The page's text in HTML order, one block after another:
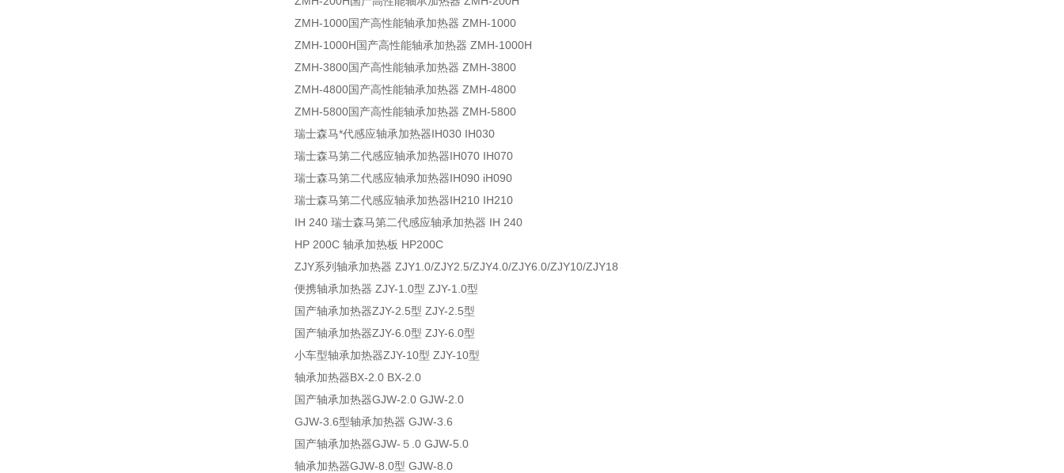
ZMH-1000国产高性能轴承加热器 ZMH-1000
ZMH-1000H国产高性能轴承加热器 ZMH-1000H
ZMH-3800国产高性能轴承加热器 ZMH-3800
ZMH-4800国产高性能轴承加热器 ZMH-4800
ZMH-5800国产高性能轴承加热器 ZMH-5800
瑞士森马*代感应轴承加热器IH030 IH030
瑞士森马第二代感应轴承加热器IH070 IH070
瑞士森马第二代感应轴承加热器IH090 iH090
瑞士森马第二代感应轴承加热器IH210 IH210
IH 240 瑞士森马第二代感应轴承加热器 IH 240
HP 200C 轴承加热板 HP200C
ZJY系列轴承加热器 ZJY1.0/ZJY2.5/ZJY4.0/ZJY6.0/ZJY10/ZJY18
便携轴承加热器 ZJY-1.0型 ZJY-1.0型
国产轴承加热器ZJY-2.5型 ZJY-2.5型
国产轴承加热器ZJY-6.0型 ZJY-6.0型
小车型轴承加热器ZJY-10型 ZJY-10型
轴承加热器BX-2.0 BX-2.0
国产轴承加热器GJW-2.0 GJW-2.0
GJW-3.6型轴承加热器 GJW-3.6
国产轴承加热器GJW-５.0 GJW-5.0
轴承加热器GJW-8.0型 GJW-8.0